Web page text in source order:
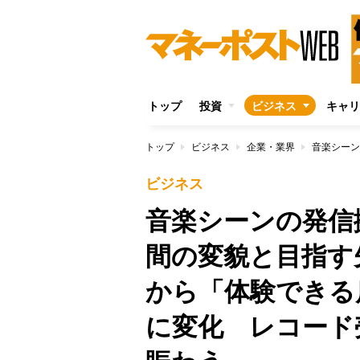
トップ 投資 ビジネス キャ
トップ ビジネス 企業・業界
ビジネス
音楽シーンの発
間の変貌と目指
から「体験でき
に変化 レコード